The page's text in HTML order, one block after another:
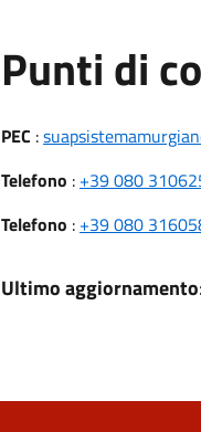
Punti di
PEC :
Telefono : +39 080
Telefono : +39 080
Ultimo aggiornamento